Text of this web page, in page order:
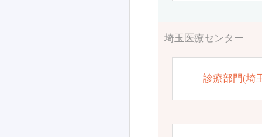
埼玉医療センター
診療部門(埼